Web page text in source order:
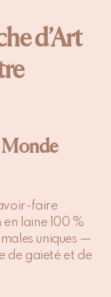
d’Art
Monde
faire
laine 100 %
uniques —
de gaieté et de